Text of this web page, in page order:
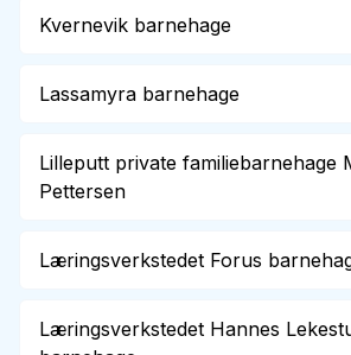
Kvernevik barnehage
Lassamyra barnehage
Lilleputt private familiebarnehage
Pettersen
Læringsverkstedet Forus
Læringsverkstedet Hannes